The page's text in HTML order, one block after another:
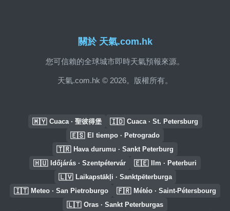
關於 天氣.com.hk
您可信賴的全球城市即時天氣預報來源。
天氣.com.hk © 2026。版權所有。
🇲🇾 Cuaca · 聖彼得堡 🇮🇩 Cuaca · St. Petersburg
🇪🇸 El tiempo · Petrogrado
🇹🇷 Hava durumu · Sankt Peterburg
🇭🇺 Időjárás · Szentpétervár 🇪🇪 Ilm · Peterburi
🇱🇻 Laikapstākļi · Sanktpēterburga
🇮🇹 Meteo · San Pietroburgo 🇫🇷 Météo · Saint-Pétersbourg
🇱🇹 Oras · Sankt Peterburgas